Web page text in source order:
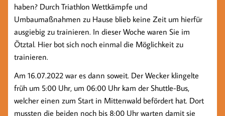
haben? Durch Triathlon Wettkämpfe und
Umbaumaßnahmen zu Hause blieb keine Zeit um hierfür
ausgiebig zu trainieren. In dieser Woche waren Sie im
Ötztal. Hier bot sich noch einmal die Möglichkeit zu
trainieren.
Am 16.07.2022 war es dann soweit. Der Wecker klingelte
früh um 5:00 Uhr, um 06:00 Uhr kam der Shuttle-Bus,
welcher einen zum Start in Mittenwald befördert hat. Dort
mussten die beiden noch bis 8:00 Uhr warten damit sie